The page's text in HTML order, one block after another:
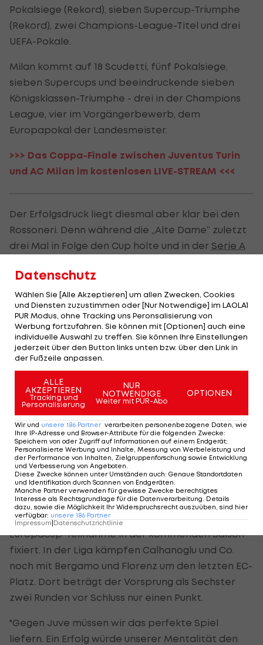
Pokalsiege (Rekord), sieben Supercup-Triumphe
(Rekord), zwei Champions-League-Titel und drei
UEFA-Pokale.
Milan kommt auf 18 Scudetti, fünf Pokalsiege,
sieben Supercups und beeindruckende sieben
Königsklassen-Triumphe - drei in der Champions
League, vier im Vorgängerbewerb, dem
Europapokal der Landesmeister.
>>> Das Coppa-Finale zwischen Juventus Turin
und AC Milan im kostenlosen LIVE-STREAM <<<
Der Erfolgsdruck liegt diesmal aber klar bei den
Rossoneri. Denn während die „Alte Dame“ zuletzt
drei Mal in Folge den Cup holte und in der Serie A
Serie steht (!), wartet die Mannschaft von Trainer
Gennaro Gattuso seit sieben langen Jahren auf
einen Titel.
In der Saison 2010/11 triumphierte man zuletzt in
der Liga. Im Cup wartet man seit 15 Jahren auf
einen Erfolg und der letzte CL-Titelgewinn ist elf
Jahre her.
Milan-Boss fordert Coppa-Sieg
"Ich erwarte den Triumph in der Coppa", fordert
daher Klubbesitzer Yonghong Li. Der Chinese, der
zuletzt 230 Millionen Euro in den Klub investierte,
reist auch extra zum Endspiel nach Rom an.
Sollte Milan der Cupsieg gelingen, wäre auch die
Europacup-Teilnahme in der kommenden Saison
fixiert. In der Liga kämpfen Calhanoglu und Co.
noch mit Bergamo und Florenz um den letzten EC-
Platz. Dort beträgt der Vorsprung als Sechster
zwei Runden vor Schluss nur einen Punkt.
"Gegen Juve müssen wir das perfekte Spiel
liefern. Ein Erfolg würde unserer Mentalität den
Datenschutz
Wählen Sie [Alle Akzeptieren] um allen Zwecken, Cookies
und Diensten zuzustimmen oder [Nur Notwendige] im LAOLA1
PUR Modus, ohne Tracking uns Peronsalisierung von
Werbung fortzufahren. Sie können mit [Optionen] auch eine
individuelle Auswahl zu treffen. Sie können Ihre Einstellungen
jederzeit über den Button links unten bzw. über den Link in
der Fußzeile anpassen.
ALLE
AKZEPTIEREN
Tracking und
Personalisierung
NUR
NOTWENDIGE
Weiter mit PUR-Abo
OPTIONEN
Wir und unsere 186 Partner verarbeiten personenbezogene Daten, wie
Ihre IP-Adresse und Browser-Attribute für die folgenden Zwecke:
Speichern von oder Zugriff auf Informationen auf einem Endgerät;
Personalisierte Werbung und Inhalte, Messung von Werbeleistung und
der Performance von Inhalten, Zielgruppenforschung sowie Entwicklung
und Verbesserung von Angeboten.
Diese Zwecke können unter Umständen auch: Genaue Standortdaten
und Identifikation durch Scannen von Endgeräten.
Manche Partner verwenden für gewisse Zwecke berechtigtes
Interesse als Rechtsgrundlage für die Datenverarbeitung. Details
dazu, sowie die Möglichkeit Ihr Widerspruchsrecht auszuüben, sind hier
verfügbar: unsere 186 Partner
Impressum Datenschutzrichtlinie